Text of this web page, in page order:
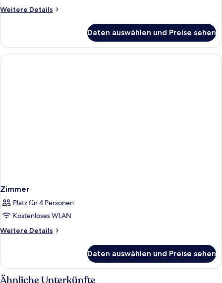
Weitere Details
Weitere
Room
Daten auswählen und Preise sehen
Zimmer
Platz für 4 Personen
Kostenloses WLAN
Weitere Details
Weitere
Daten auswählen und Preise sehen
Ähnliche Unterkünfte